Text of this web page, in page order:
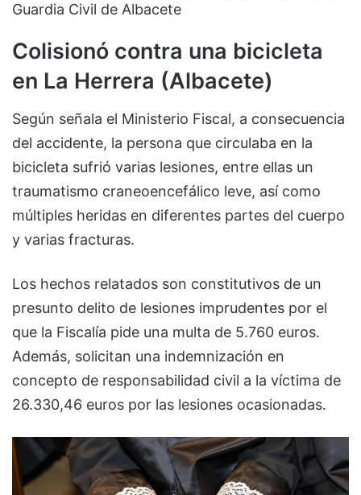
Guardia Civil de Albacete
Colisionó contra una bicicleta
en La Herrera (Albacete)
Según señala el Ministerio Fiscal, a consecuencia
del accidente, la persona que circulaba en la
bicicleta sufrió varias lesiones, entre ellas un
traumatismo craneoencefálico leve, así como
múltiples heridas en diferentes partes del cuerpo
y varias fracturas.
Los hechos relatados son constitutivos de un
presunto delito de lesiones imprudentes por el
que la Fiscalía pide una multa de 5.760 euros.
Además, solicitan una indemnización en
concepto de responsabilidad civil a la víctima de
26.330,46 euros por las lesiones ocasionadas.